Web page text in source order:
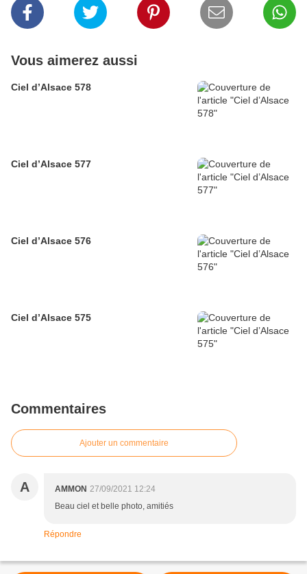
Vous aimerez aussi
Ciel d’Alsace 578
Ciel d’Alsace 577
Ciel d’Alsace 576
Ciel d’Alsace 575
Commentaires
Ajouter un commentaire
A AMMON 27/09/2021 12:24
Beau ciel et belle photo, amitiés
Répondre